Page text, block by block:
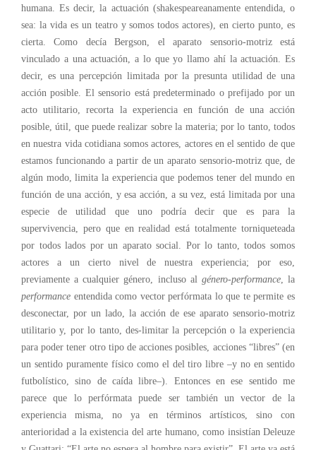
humana. Es decir, la actuación (shakespeareanamente entendida, o
sea: la vida es un teatro y somos todos actores), en cierto punto, es
cierta. Como decía Bergson, el aparato sensorio-motriz está
vinculado a una actuación, a lo que yo llamo ahí la actuación. Es
decir, es una percepción limitada por la presunta utilidad de una
acción posible. El sensorio está predeterminado o prefijado por un
acto utilitario, recorta la experiencia en función de una acción
posible, útil, que puede realizar sobre la materia; por lo tanto, todos
en nuestra vida cotidiana somos actores, actores en el sentido de que
estamos funcionando a partir de un aparato sensorio-motriz que, de
algún modo, limita la experiencia que podemos tener del mundo en
función de una acción, y esa acción, a su vez, está limitada por una
especie de utilidad que uno podría decir que es para la
supervivencia, pero que en realidad está totalmente torniqueteada
por todos lados por un aparato social. Por lo tanto, todos somos
actores a un cierto nivel de nuestra experiencia; por eso,
previamente a cualquier género, incluso al género-performance, la
performance entendida como vector perfórmata lo que te permite es
desconectar, por un lado, la acción de ese aparato sensorio-motriz
utilitario y, por lo tanto, des-limitar la percepción o la experiencia
para poder tener otro tipo de acciones posibles, acciones “libres” (en
un sentido puramente físico como el del tiro libre –y no en sentido
futbolístico, sino de caída libre–). Entonces en ese sentido me
parece que lo perfórmata puede ser también un vector de la
experiencia misma, no ya en términos artísticos, sino con
anterioridad a la existencia del arte humano, como insistían Deleuze